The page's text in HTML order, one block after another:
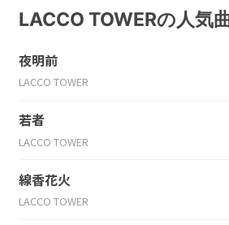
LACCO TOWERの人気
夜明前
LACCO TOWER
若者
LACCO TOWER
線香花火
LACCO TOWER